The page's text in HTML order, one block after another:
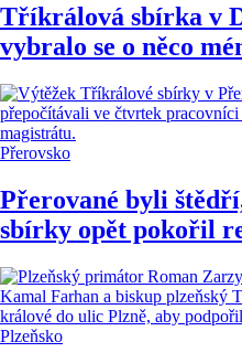
Tříkrálová sbírka v
vybralo se o něco
Přerovsko
Přerované byli
sbírky opět pokořil
Plzeňsko